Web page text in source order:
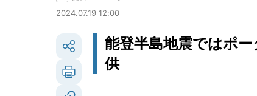
2024.07.19 12:00
能登半島地震ではポ
供